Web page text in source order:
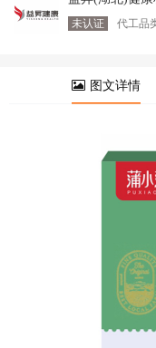
未认证 代工品
图文详情